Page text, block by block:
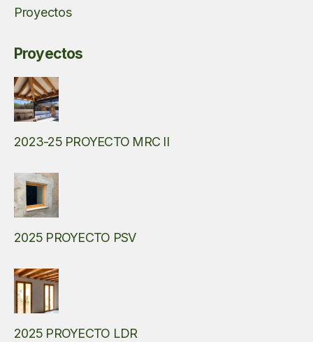
Proyectos
Proyectos
2023-25 PROYECTO MRC II
2025 PROYECTO PSV
2025 PROYECTO LDR